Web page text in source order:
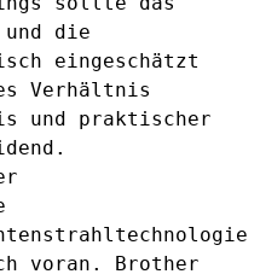
die
eingeschätzt
Verhältnis
und praktischer
voran. Brother